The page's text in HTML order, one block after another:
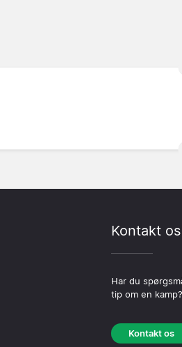
Kontakt os
Har du
tip om en
Kontakt os